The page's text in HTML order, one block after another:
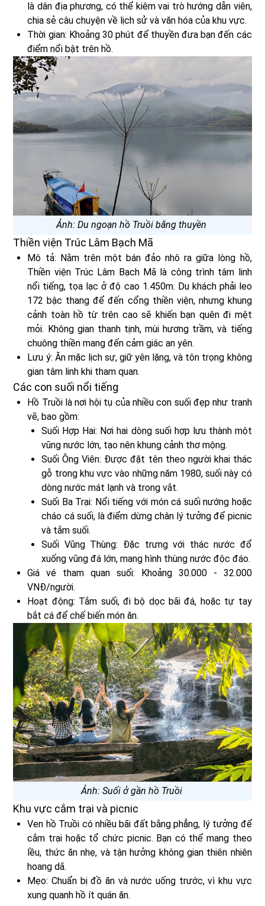
là dân địa phương, có thể kiêm vai trò hướng dẫn viên,
chia sẻ câu chuyện về lịch sử và văn hóa của khu vực.
Thời gian: Khoảng 30 phút để thuyền đưa bạn đến các
điểm nổi bật trên hồ.
Ảnh: Du ngoạn hồ Truồi bằng thuyền
Thiền viện Trúc Lâm Bạch Mã
Mô tả: Nằm trên một bán đảo nhô ra giữa lòng hồ,
Thiền viện Trúc Lâm Bạch Mã là công trình tâm linh
nổi tiếng, tọa lạc ở độ cao 1.450m. Du khách phải leo
172 bậc thang để đến cổng thiền viện, nhưng khung
cảnh toàn hồ từ trên cao sẽ khiến bạn quên đi mệt
mỏi. Không gian thanh tịnh, mùi hương trầm, và tiếng
chuông thiền mang đến cảm giác an yên.
Lưu ý: Ăn mặc lịch sự, giữ yên lặng, và tôn trọng không
gian tâm linh khi tham quan.
Các con suối nổi tiếng
Hồ Truồi là nơi hội tụ của nhiều con suối đẹp như tranh
vẽ, bao gồm:
Suối Hợp Hai: Nơi hai dòng suối hợp lưu thành một
vũng nước lớn, tạo nên khung cảnh thơ mộng.
Suối Ông Viên: Được đặt tên theo người khai thác
gỗ trong khu vực vào những năm 1980, suối này có
dòng nước mát lạnh và trong vắt.
Suối Ba Trại: Nổi tiếng với món cá suối nướng hoặc
cháo cá suối, là điểm dừng chân lý tưởng để picnic
và tắm suối.
Suối Vũng Thùng: Đặc trưng với thác nước đổ
xuống vũng đá lớn, mang hình thùng nước độc đáo.
Giá vé tham quan suối: Khoảng 30.000 - 32.000
VNĐ/người.
Hoạt động: Tắm suối, đi bộ dọc bãi đá, hoặc tự tay
bắt cá để chế biến món ăn.
Ảnh: Suối ở gần hồ Truồi
Khu vực cắm trại và picnic
Ven hồ Truồi có nhiều bãi đất bằng phẳng, lý tưởng để
cắm trại hoặc tổ chức picnic. Bạn có thể mang theo
lều, thức ăn nhẹ, và tận hưởng không gian thiên nhiên
hoang dã.
Mẹo: Chuẩn bị đồ ăn và nước uống trước, vì khu vực
xung quanh hồ ít quán ăn.